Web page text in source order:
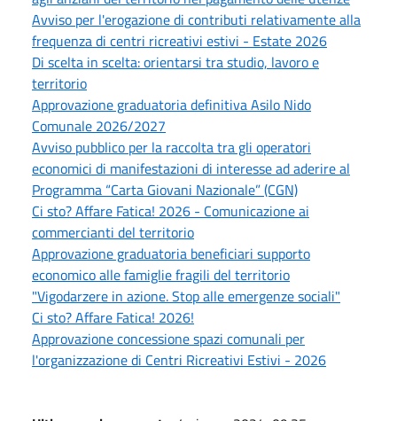
Avviso per l'erogazione di contributi relativamente alla
frequenza di centri ricreativi estivi - Estate 2026
Di scelta in scelta: orientarsi tra studio, lavoro e
territorio
Approvazione graduatoria definitiva Asilo Nido
Comunale 2026/2027
Avviso pubblico per la raccolta tra gli operatori
economici di manifestazioni di interesse ad aderire al
Programma “Carta Giovani Nazionale” (CGN)
Ci sto? Affare Fatica! 2026 - Comunicazione ai
commercianti del territorio
Approvazione graduatoria beneficiari supporto
economico alle famiglie fragili del territorio
"Vigodarzere in azione. Stop alle emergenze sociali"
Ci sto? Affare Fatica! 2026!
Approvazione concessione spazi comunali per
l'organizzazione di Centri Ricreativi Estivi - 2026